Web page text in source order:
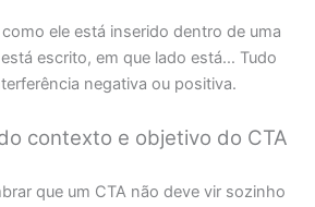
ele está inserido dentro de uma
escrito, em que lado está… Tudo
negativa ou positiva.
contexto e objetivo do CTA
que um CTA não deve vir sozinho